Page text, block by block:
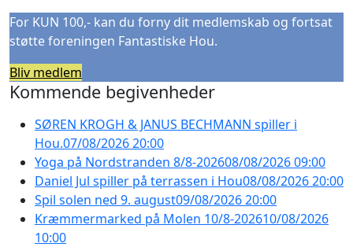
For KUN 100,- kan du forny dit medlemskab og fortsat
støtte foreningen Fantastiske Hou.
Bliv medlem
Kommende begivenheder
SØREN KROGH & JANUS BECHMANN spiller i
Hou.07/08/2026 20:00
Yoga på Nordstranden 8/8-202608/08/2026 09:00
Daniel Jul spiller på terrassen i Hou08/08/2026 20:00
Spil solen ned 9. august09/08/2026 20:00
Kræmmermarked på Molen 10/8-202610/08/2026
10:00